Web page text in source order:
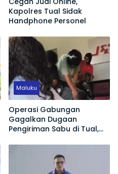
Kapolres Tual Sidak
Handphone Personel
Maluku
Operasi Gabungan
Gagalkan Dugaan
Pengiriman Sabu di Tual,
Diamankan